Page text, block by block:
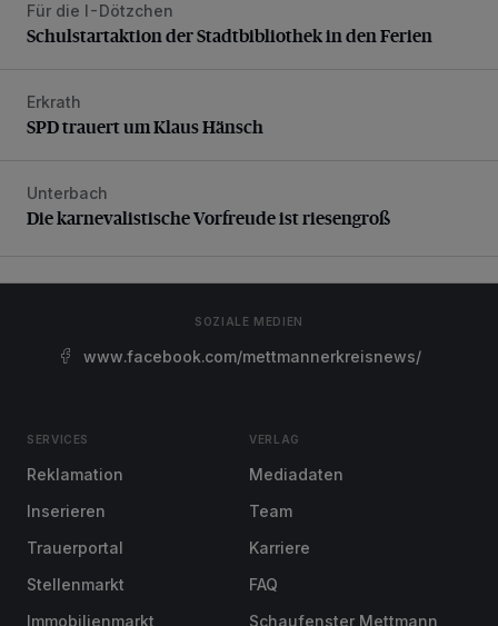
Schulstartaktion der Stadtbibliothek in den Ferien
Für die I-Dötzchen
Schulstartaktion der Stadtbibliothek in den Ferien
SPD trauert um Klaus Hänsch
Erkrath
SPD trauert um Klaus Hänsch
Die karnevalistische Vorfreude ist riesengroß
Unterbach
Die karnevalistische Vorfreude ist riesengroß
SOZIALE MEDIEN
www.facebook.com/mettmannerkreisnews/
SERVICES
Reklamation
Inserieren
Trauerportal
Stellenmarkt
Immobilienmarkt
VERLAG
Mediadaten
Team
Karriere
FAQ
Schaufenster Mettmann